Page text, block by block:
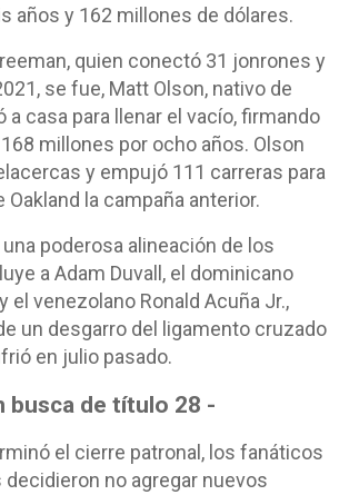
años y 162 millones de dólares.
quien conectó 31 jonrones y
se fue, Matt Olson, nativo de
a casa para llenar el vacío, firmando
millones por ocho años. Olson
y empujó 111 carreras para
Oakland la campaña anterior.
poderosa alineación de los
a Adam Duvall, el dominicano
el venezolano Ronald Acuña Jr.,
un desgarro del ligamento cruzado
en julio pasado.
busca de título 28 -
el cierre patronal, los fanáticos
decidieron no agregar nuevos